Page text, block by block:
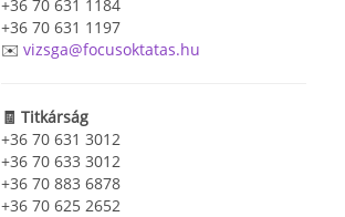
+36 70 631 1184
+36 70 631 1197
✉️ vizsga@focusoktatas.hu
🧾 Titkárság
+36 70 631 3012
+36 70 633 3012
+36 70 883 6878
+36 70 625 2652